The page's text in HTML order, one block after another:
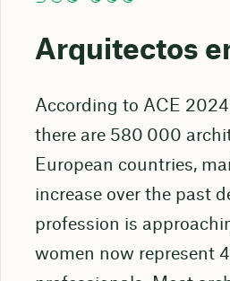
Arquitectos
According to ACE
there are 580 000
European countries,
increase over the past
profession is
women now represent